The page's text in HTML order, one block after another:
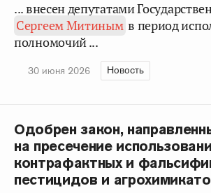
... внесен депутатами
Сергеем Митиным в период
полномочий ...
30 июня 2026 Новость
Одобрен закон,
на пресечение
контрафактных и
пестицидов и